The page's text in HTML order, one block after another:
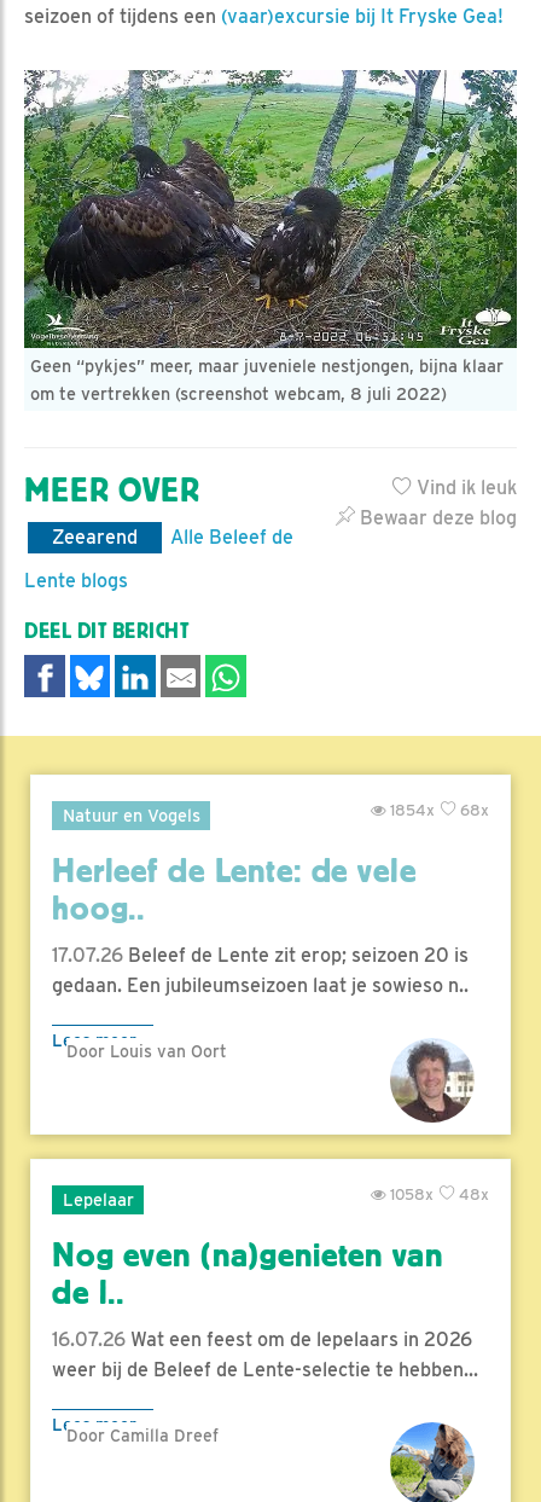
seizoen of tijdens een (vaar)excursie bij It Fryske Gea!
Geen “pykjes” meer, maar juveniele nestjongen, bijna klaar
om te vertrekken (screenshot webcam, 8 juli 2022)
Vind ik leuk
Bewaar deze blog
MEER OVER
Zeearend
Alle Beleef de
Lente blogs
DEEL DIT BERICHT
Natuur en Vogels 68x
1854x
Herleef de Lente: de vele
hoog..
17.07.26 Beleef de Lente zit erop; seizoen 20 is
gedaan. Een jubileumseizoen laat je sowieso n..
Lees meer
Door Louis van Oort
Lepelaar 48x
1058x
Nog even (na)genieten van
de l..
16.07.26 Wat een feest om de lepelaars in 2026
weer bij de Beleef de Lente-selectie te hebben...
Lees meer
Door Camilla Dreef